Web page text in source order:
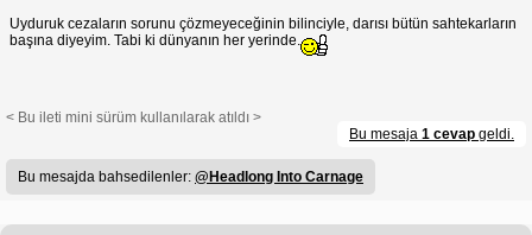
Uyduruk cezaların sorunu çözmeyeceğinin bilinciyle, darısı bütün sahtekarların
başına diyeyim. Tabi ki dünyanın her yerinde.
< Bu ileti mini sürüm kullanılarak atıldı >
Bu mesaja 1 cevap geldi.
Bu mesajda bahsedilenler: @Headlong Into Carnage